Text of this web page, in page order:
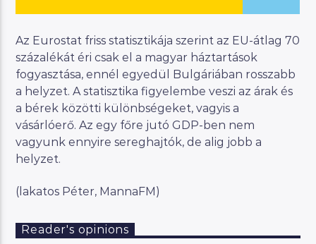
Manna FM
Az Eurostat friss statisztikája szerint az EU-átlag 70
százalékát éri csak el a magyar háztartások
fogyasztása, ennél egyedül Bulgáriában rosszabb
a helyzet. A statisztika figyelembe veszi az árak és
a bérek közötti különbségeket, vagyis a
vásárlóerő. Az egy főre jutó GDP-ben nem
vagyunk ennyire sereghajtók, de alig jobb a
helyzet.
(lakatos Péter, MannaFM)
Reader's opinions